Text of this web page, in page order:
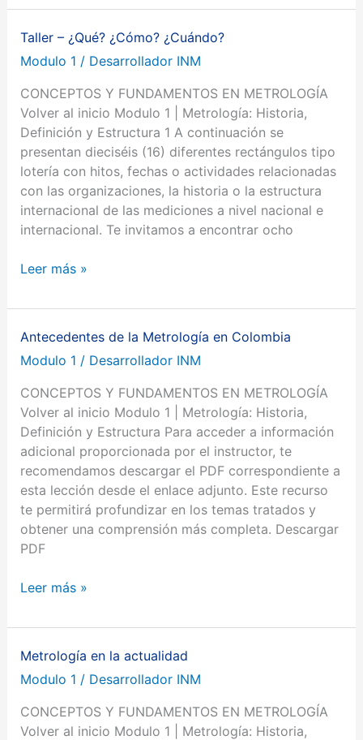
Taller – ¿Qué? ¿Cómo? ¿Cuándo?
Modulo 1 / Desarrollador INM
CONCEPTOS Y FUNDAMENTOS EN METROLOGÍA
Volver al inicio Modulo 1 | Metrología: Historia,
Definición y Estructura 1 A continuación se
presentan dieciséis (16) diferentes rectángulos tipo
lotería con hitos, fechas o actividades relacionadas
con las organizaciones, la historia o la estructura
internacional de las mediciones a nivel nacional e
internacional. Te invitamos a encontrar ocho
Taller
–
¿Cómo?
¿Cuándo?
Leer más »
Antecedentes de la Metrología en Colombia
Modulo 1 / Desarrollador INM
CONCEPTOS Y FUNDAMENTOS EN METROLOGÍA
Volver al inicio Modulo 1 | Metrología: Historia,
Definición y Estructura Para acceder a información
adicional proporcionada por el instructor, te
recomendamos descargar el PDF correspondiente a
esta lección desde el enlace adjunto. Este recurso
te permitirá profundizar en los temas tratados y
obtener una comprensión más completa. Descargar
PDF
Antecedentes
de
Metrología
en
Colombia
Leer más »
Metrología en la actualidad
Modulo 1 / Desarrollador INM
CONCEPTOS Y FUNDAMENTOS EN METROLOGÍA
Volver al inicio Modulo 1 | Metrología: Historia,
Metrología
en
actualidad